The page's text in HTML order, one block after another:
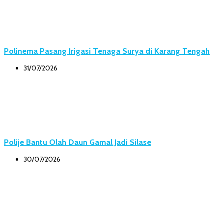
Polinema Pasang Irigasi Tenaga Surya di Karang Tengah
31/07/2026
Polije Bantu Olah Daun Gamal Jadi Silase
30/07/2026